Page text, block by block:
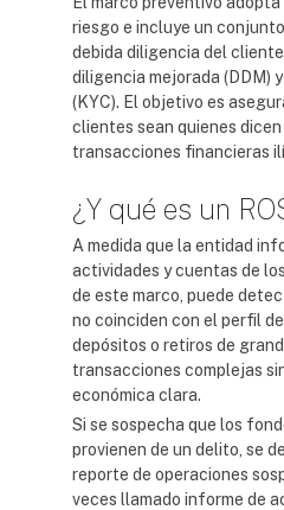
riesgo e incluye un
debida diligencia del cliente
diligencia mejorada (DDM)
(KYC). El objetivo es
clientes sean quienes
transacciones financieras
¿Y qué es un
A medida que la entidad
actividades y cuentas de
de este marco, puede
no coinciden con el perfil
depósitos o retiros de
transacciones complejas
económica clara.
Si se sospecha que los
provienen de un delito, se
reporte de operaciones
veces llamado informe de